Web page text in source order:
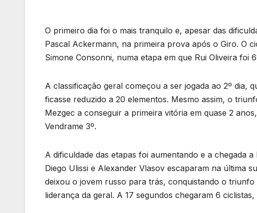
O primeiro dia foi o mais tranquilo e, apesar das
Pascal Ackermann, na primeira prova após o Giro. O
Simone Consonni, numa etapa em que Rui Oliveira foi
A classificação geral começou a ser jogada ao 2º dia,
ficasse reduzido a 20 elementos. Mesmo assim, o
Mezgec a conseguir a primeira vitória em quase 2
Vendrame 3º.
A dificuldade das etapas foi aumentando e a chegada
Diego Ulissi e Alexander Vlasov escaparam na última
deixou o jovem russo para trás, conquistando o
liderança da geral. A 17 segundos chegaram 6